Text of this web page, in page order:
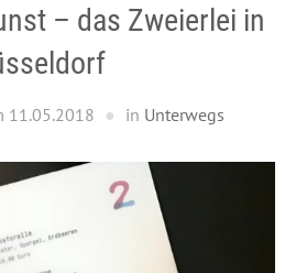
– das Zweierlei in
11.05.2018 in Unterwegs